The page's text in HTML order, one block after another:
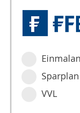
Sparplan
VVL